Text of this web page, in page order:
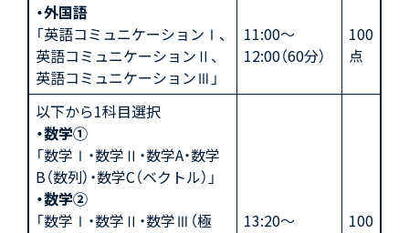
・外国語
「英語コミュニケーションⅠ、
英語コミュニケーションⅡ、
英語コミュニケーションⅢ」
11:00～
12:00（60分）
100
点
以下から1科目選択
・数学①
「数学Ⅰ・数学Ⅱ・数学A・数学
B（数列）・数学C（ベクトル）」
・数学②
「数学Ⅰ・数学Ⅱ・数学Ⅲ（極
13:20～
100